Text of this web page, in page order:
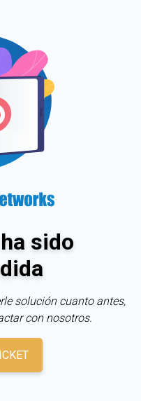
sido
solución cuanto antes,
con nosotros.